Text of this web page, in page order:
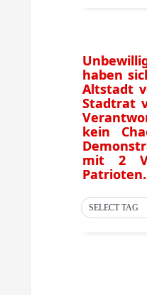
haben
Altstadt
Stadtrat
kein
mit 2
SELECT TAG